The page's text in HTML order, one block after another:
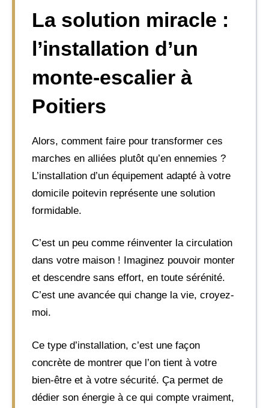
La solution miracle :
l’installation d’un
monte-escalier à
Poitiers
Alors, comment faire pour transformer ces
marches en alliées plutôt qu’en ennemies ?
L’installation d’un équipement adapté à votre
domicile poitevin représente une solution
formidable.
C’est un peu comme réinventer la circulation
dans votre maison ! Imaginez pouvoir monter
et descendre sans effort, en toute sérénité.
C’est une avancée qui change la vie, croyez-
moi.
Ce type d’installation, c’est une façon
concrète de montrer que l’on tient à votre
bien-être et à votre sécurité. Ça permet de
dédier son énergie à ce qui compte vraiment,